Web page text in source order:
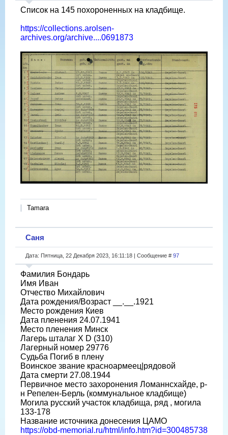
Список на 145 похороненных на кладбище.
https://collections.arolsen-
archives.org/archive....0691873
Tamara
Саня
Дата: Пятница, 22 Декабря 2023, 16:11:18 | Сообщение # 97
Фамилия Бондарь
Имя Иван
Отчество Михайлович
Дата рождения/Возраст __.__.1921
Место рождения Киев
Дата пленения 24.07.1941
Место пленения Минск
Лагерь шталаг X D (310)
Лагерный номер 29776
Судьба Погиб в плену
Воинское звание красноармеец|рядовой
Дата смерти 27.08.1944
Первичное место захоронения Ломаннсхайде, р-
н Репелен-Берль (коммунальное кладбище)
Могила русский участок кладбища, ряд , могила
133-178
Название источника донесения ЦАМО
https://obd-memorial.ru/html/info.htm?id=300485738